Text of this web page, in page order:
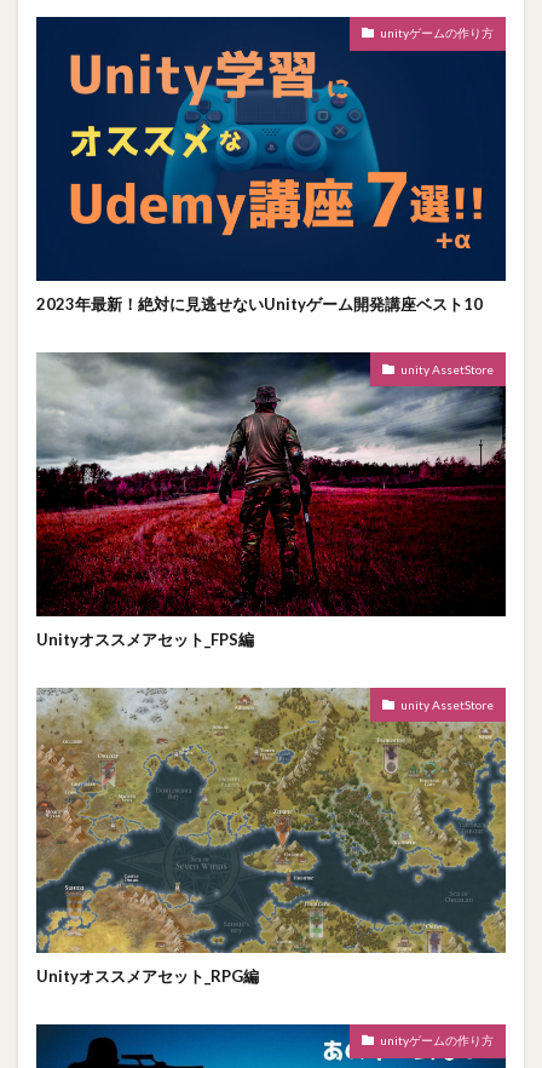
unityゲームの作り方
2023年最新！絶対に見逃せないUnityゲーム開発講座ベスト10
unity AssetStore
Unityオススメアセット_FPS編
unity AssetStore
Unityオススメアセット_RPG編
unityゲームの作り方